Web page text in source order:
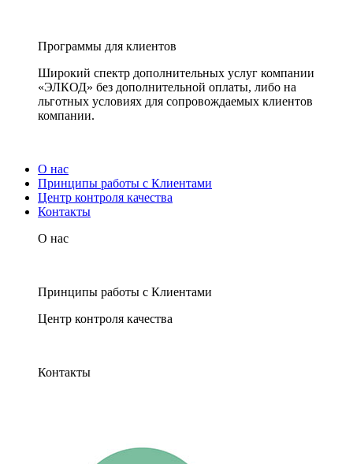
Программы для клиентов
Широкий спектр дополнительных услуг компании
«ЭЛКОД» без дополнительной оплаты, либо на
льготных условиях для сопровождаемых клиентов
компании.
О нас
Принципы работы с Клиентами
Центр контроля качества
Контакты
О нас
Принципы работы с Клиентами
Центр контроля качества
Контакты